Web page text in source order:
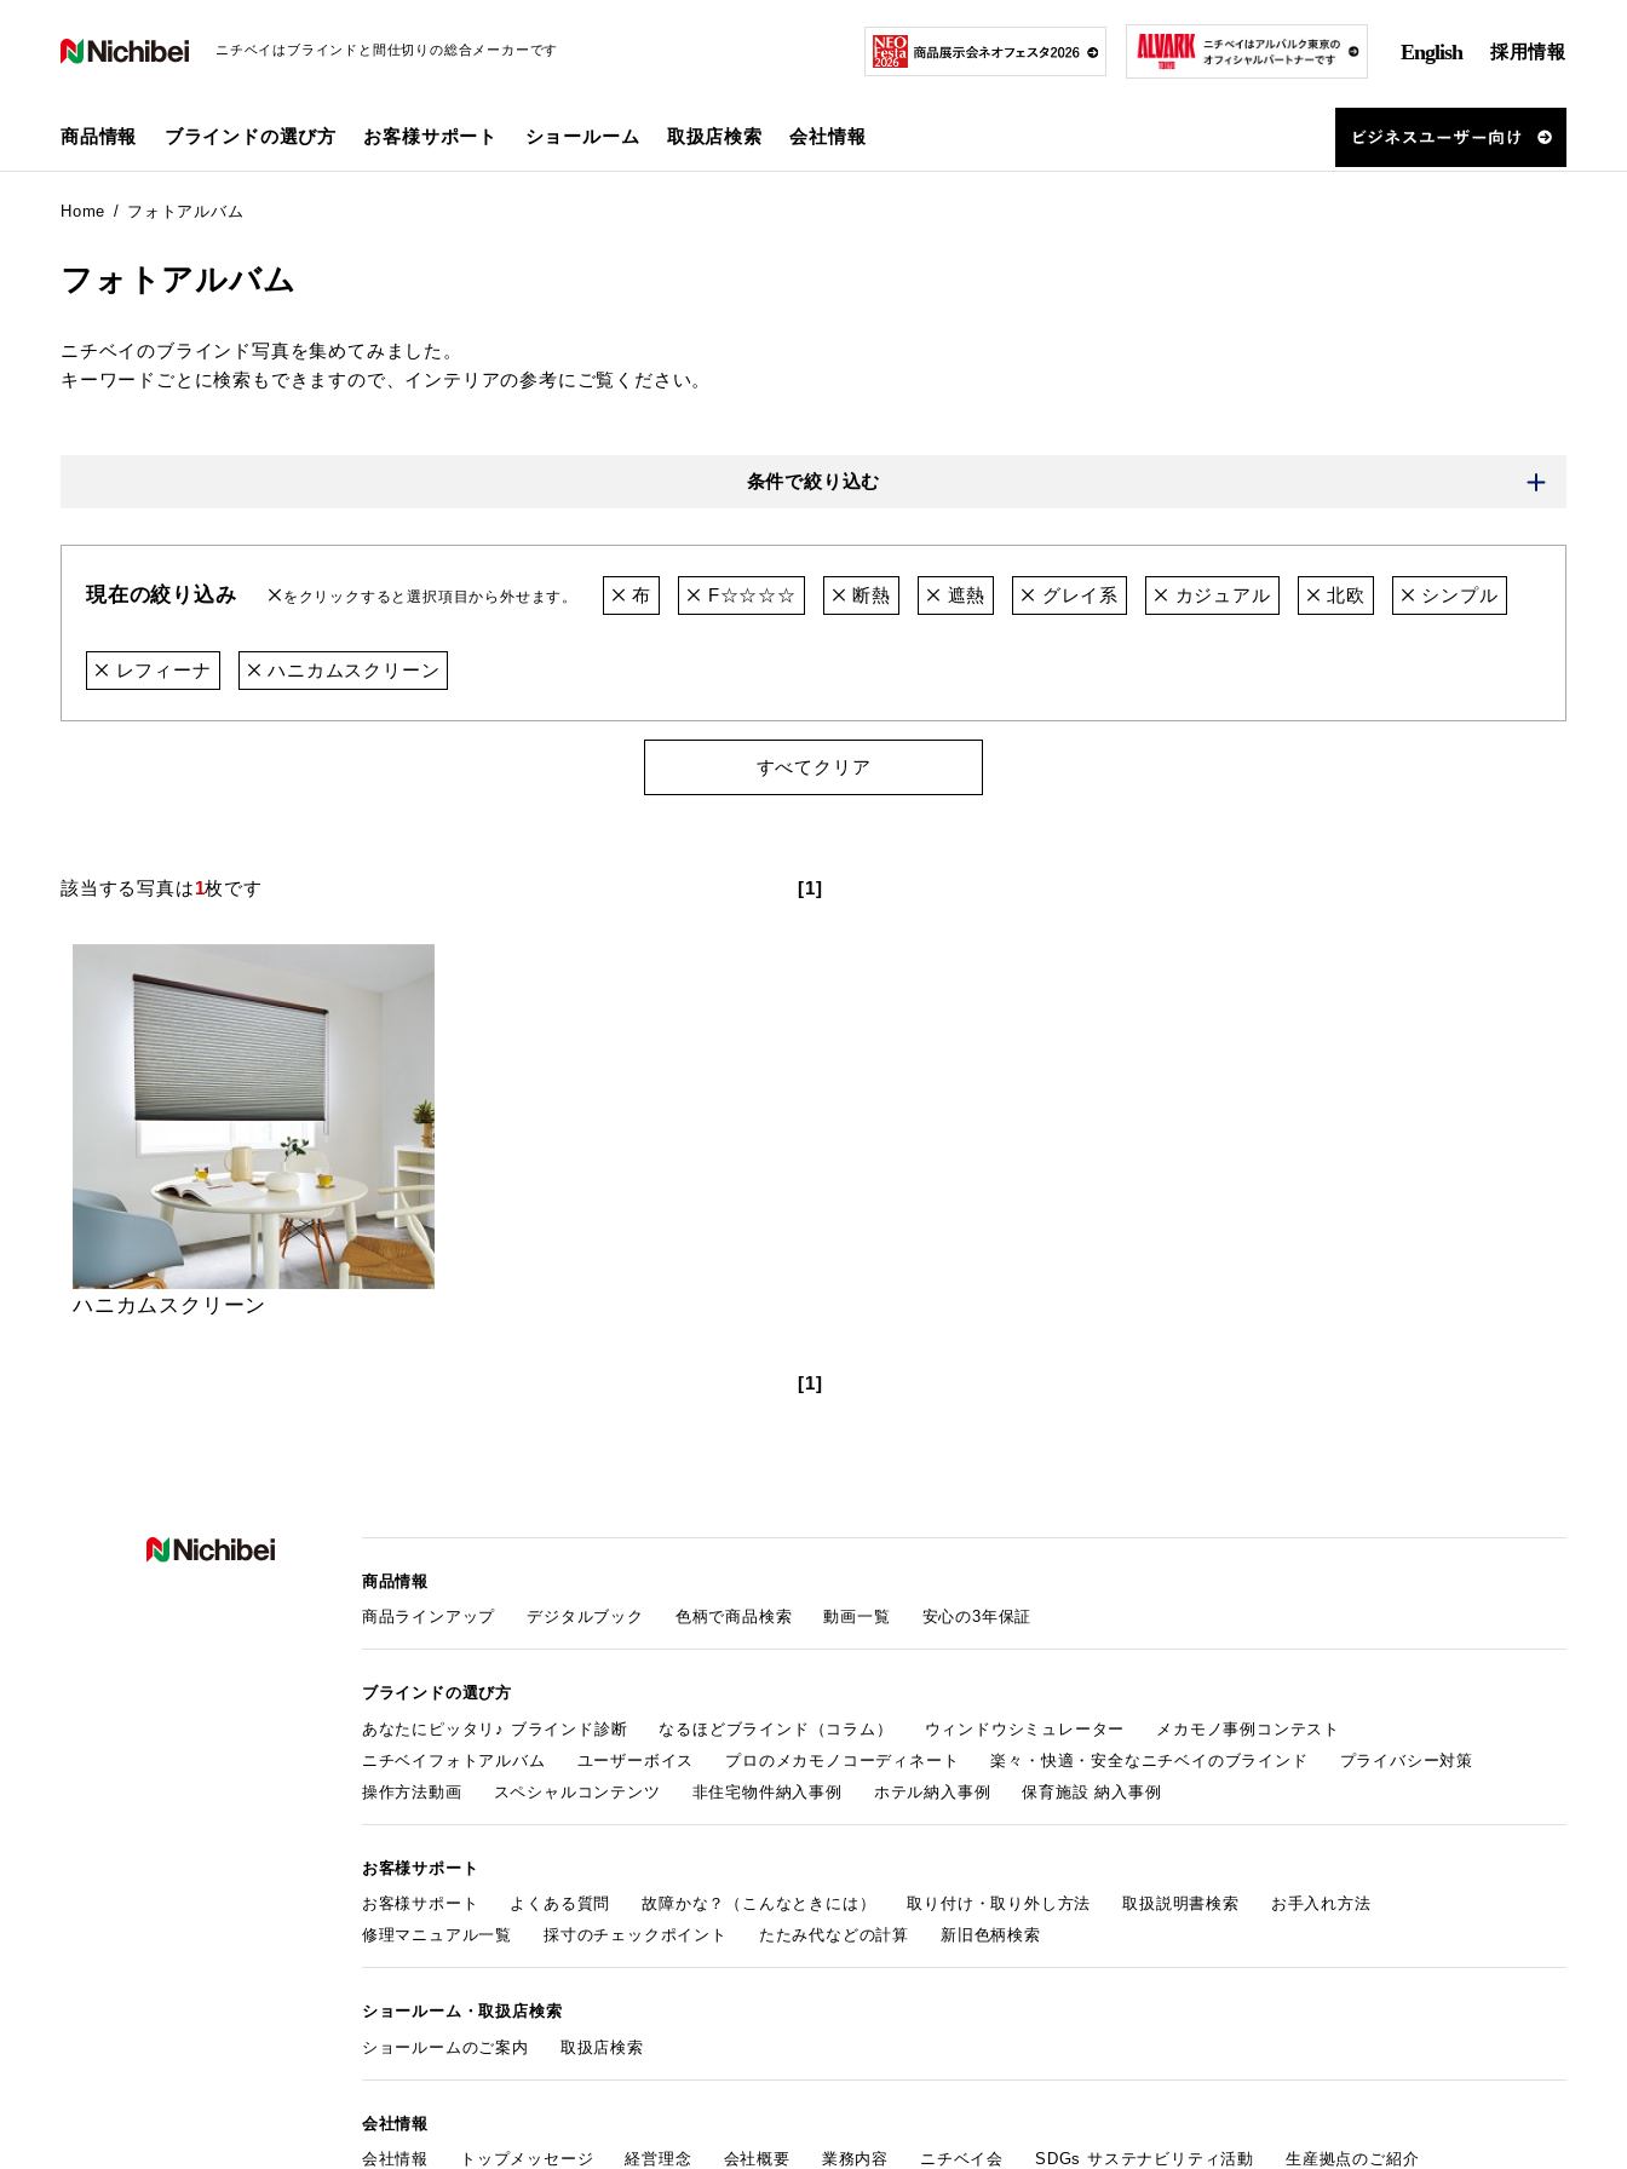
ニチベイはブラインドと間仕切りの総合メーカーです English 採用情報
商品情報 ブラインドの選び方 お客様サポート ショールーム 取扱店検索 会社情報
Home フォトアルバム
フォトアルバム
ニチベイのブラインド写真を集めてみました。
キーワードごとに検索もできますので、インテリアの参考にご覧ください。
条件で絞り込む
現在の絞り込み をクリックすると選択項目から外せます。 布 F☆☆☆☆ 断熱 遮熱 グレイ系 カジュアル 北欧 シンプル
レフィーナ ハニカムスクリーン
すべてクリア
該当する写真は1枚です [1]
ハニカムスクリーン
[1]
商品情報
商品ラインアップ
デジタルブック 色柄で商品検索 動画一覧 安心の3年保証
ブラインドの選び方
あなたにピッタリ♪ ブラインド診断
なるほどブラインド（コラム） ウィンドウシミュレーター
メカモノ事例コンテスト
ニチベイフォトアルバム
ユーザーボイス プロのメカモノコーディネート 楽々・快適・安全なニチベイのブラインド
プライバシー対策
操作方法動画
スペシャルコンテンツ 非住宅物件納入事例 ホテル納入事例 保育施設 納入事例
お客様サポート
お客様サポート
よくある質問 故障かな？（こんなときには） 取り付け・取り外し方法 取扱説明書検索
お手入れ方法
修理マニュアル一覧
採寸のチェックポイント たたみ代などの計算 新旧色柄検索
ショールーム・取扱店検索
ショールームのご案内
取扱店検索
会社情報
会社情報
トップメッセージ 経営理念 会社概要 業務内容 ニチベイ会 SDGs サステナビリティ活動 生産拠点のご紹介